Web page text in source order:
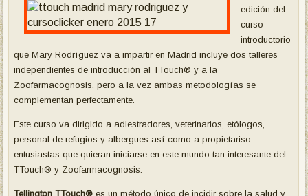
edición del
curso
introductorio
que Mary Rodríguez va a impartir en Madrid incluye dos talleres
independientes de introducción al TTouch® y a la
Zoofarmacognosis, pero a la vez ambas metodologías se
complementan perfectamente.
Este curso va dirigido a adiestradores, veterinarios, etólogos,
personal de refugios y albergues así como a propietariso
entusiastas que quieran iniciarse en este mundo tan interesante del
TTouch® y Zoofarmacognosis.
Tellington TTouch® es un método único de incidir sobre la salud y